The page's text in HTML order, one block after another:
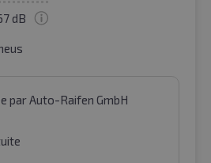
dB
par Auto-Raifen GmbH